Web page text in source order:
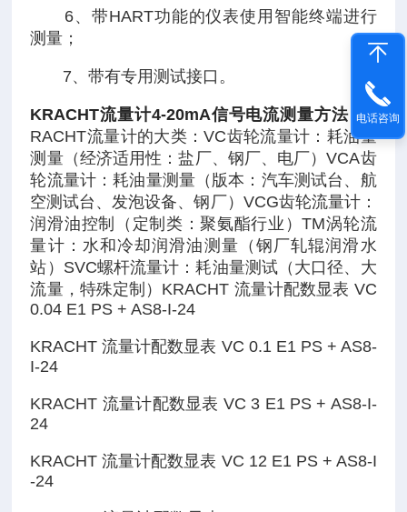
6、带HART功能的仪表使用智能终端进行
测量；
7、带有专用测试接口。
KRACHT流量计4-20mA信号电流测量方法，K
RACHT流量计的大类：VC齿轮流量计：耗油量
测量（经济适用性：盐厂、钢厂、电厂）VCA齿
轮流量计：耗油量测量（版本：汽车测试台、航
空测试台、发泡设备、钢厂）VCG齿轮流量计：
润滑油控制（定制类：聚氨酯行业）TM涡轮流
量计：水和冷却润滑油测量（钢厂轧辊润滑水
站）SVC螺杆流量计：耗油量测试（大口径、大
流量，特殊定制）KRACHT 流量计配数显表 VC
0.04 E1 PS + AS8-I-24
KRACHT 流量计配数显表 VC 0.1 E1 PS + AS8-
I-24
KRACHT 流量计配数显表 VC 3 E1 PS + AS8-I-
24
KRACHT 流量计配数显表 VC 12 E1 PS + AS8-I
-24
电话咨询